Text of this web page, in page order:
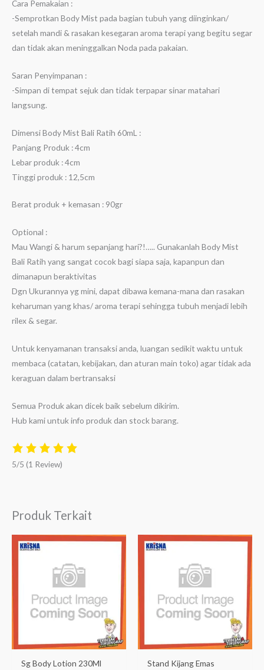
Cara Pemakaian :
-Semprotkan Body Mist pada bagian tubuh yang diinginkan/
setelah mandi & rasakan kesegaran aroma terapi yang begitu segar
dan tidak akan meninggalkan Noda pada pakaian.
Saran Penyimpanan :
-Simpan di tempat sejuk dan tidak terpapar sinar matahari
langsung.
Dimensi Body Mist Bali Ratih 60mL :
Panjang Produk : 4cm
Lebar produk : 4cm
Tinggi produk : 12,5cm
Berat produk + kemasan : 90gr
Optional :
Mau Wangi & harum sepanjang hari?!….. Gunakanlah Body Mist
Bali Ratih yang sangat cocok bagi siapa saja, kapanpun dan
dimanapun beraktivitas
Dgn Ukurannya yg mini, dapat dibawa kemana-mana dan rasakan
keharuman yang khas/ aroma terapi sehingga tubuh menjadi lebih
rilex & segar.
Untuk kenyamanan transaksi anda, luangan sedikit waktu untuk
membaca (catatan, kebijakan, dan aturan main toko) agar tidak ada
keraguan dalam bertransaksi
Semua Produk akan dicek baik sebelum dikirim.
Hub kami untuk info produk dan stock barang.
5/5 (1 Review)
Produk Terkait
Sg Body Lotion 230Ml Stand Kijang Emas